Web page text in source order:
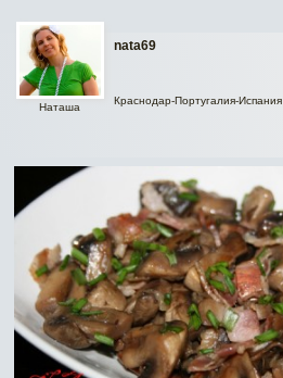
nata69
Наташа
Краснодар-Португалия-Испания